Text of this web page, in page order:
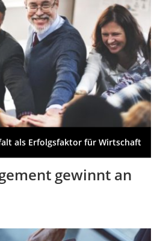
als Erfolgsfaktor für Wirtschaft
gewinnt an